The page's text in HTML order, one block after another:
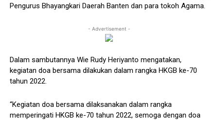
Pengurus Bhayangkari Daerah Banten dan para tokoh Agama.
- Advertisement -
Dalam sambutannya Wie Rudy Heriyanto mengatakan,
kegiatan doa bersama dilakukan dalam rangka HKGB ke-70
tahun 2022.
“Kegiatan doa bersama dilaksanakan dalam rangka
memperingati HKGB ke-70 tahun 2022, semoga dengan doa